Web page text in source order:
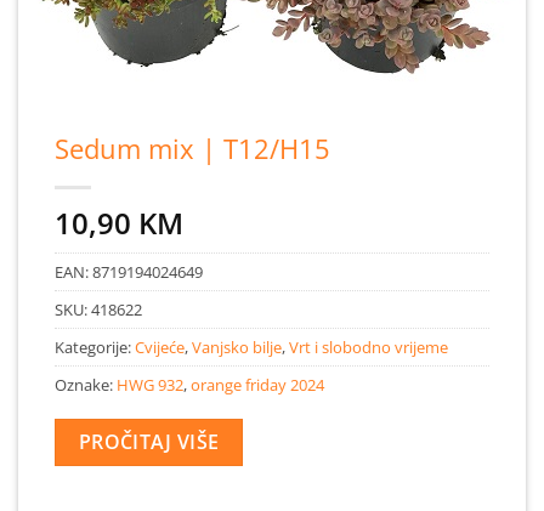
Sedum mix | T12/H15
10,90 KM
EAN:8719194024649
SKU:418622
Kategorije:Cvijeće,Vanjsko bilje,Vrt i slobodno vrijeme
Oznake: HWG 932,orange friday 2024
PROČITAJ VIŠE